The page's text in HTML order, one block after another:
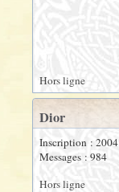
Hors ligne
Dior
Inscription : 2004
Messages : 984
Hors ligne